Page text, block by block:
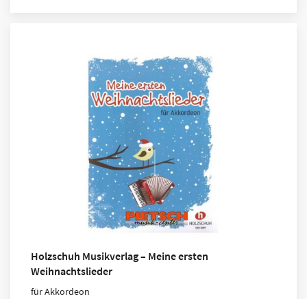
Holzschuh Musikverlag – Meine ersten
Weihnachtslieder
für Akkordeon